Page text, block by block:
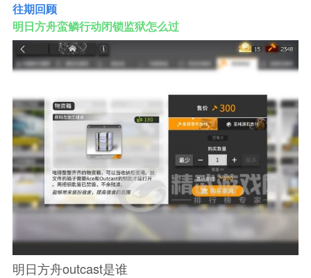
往期回顾
明日方舟蛮鳞行动闭锁监狱怎么过
明日方舟outcast是谁